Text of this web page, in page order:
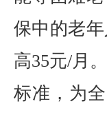
保中的老
高35元/月
标准，为